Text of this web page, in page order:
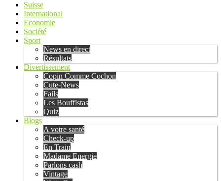
Suisse
International
Economie
Société
Sport
News en direct
Résultats
Divertissement
Copin Comme Cochon
Cute-News
Fails
Les Bouffistas
Quiz
Blogs
A votre santé
Check-up
En Train
Madame Energie
Parlons cash
Vintage